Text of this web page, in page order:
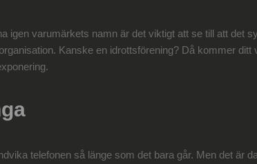
igen varumärkets namn är det viktigt att se till att det
Kanske en idrottsförening? Då kommer ditt
telefonen så länge som det bara går. Men det är